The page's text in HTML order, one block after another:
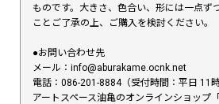
ものです。大きさ、色合い、形には一点ず
ことご了承の上、ご購入を検討ください。
●お問い合わせ先
メール：info@aburakame.ocnk.net
電話：086-201-8884（受付時間：平日 11時
アートスペース油亀のオンラインショッ